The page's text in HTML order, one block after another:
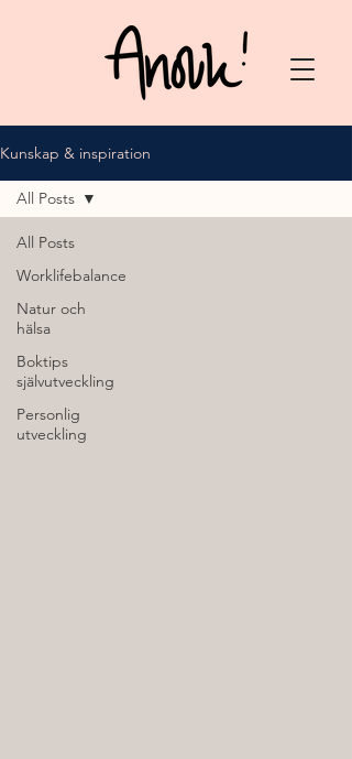
Kunskap & inspiration
All Posts
Worklifebalance
Natur och
hälsa
Boktips
självutveckling
Personlig
utveckling
All Posts